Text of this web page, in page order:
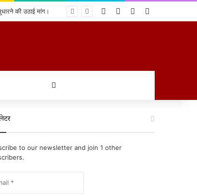
की उठाई मांग। Log InRandom Article
Sidebar
to our newsletter and join 1 other